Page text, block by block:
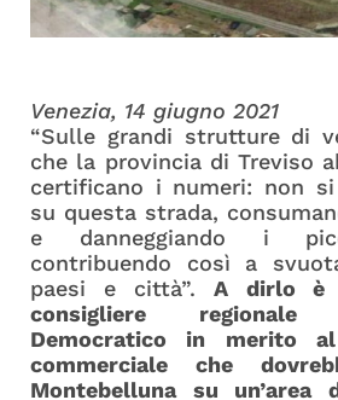
Venezia, 14 giugno 2021
“Sulle grandi strutture di
che la provincia di Treviso
certificano i numeri: non
su questa strada,
e danneggiando i
contribuendo così a
paesi e città”.A dirlo è
consigliere
Democratico in merito
commerciale che
Montebelluna su